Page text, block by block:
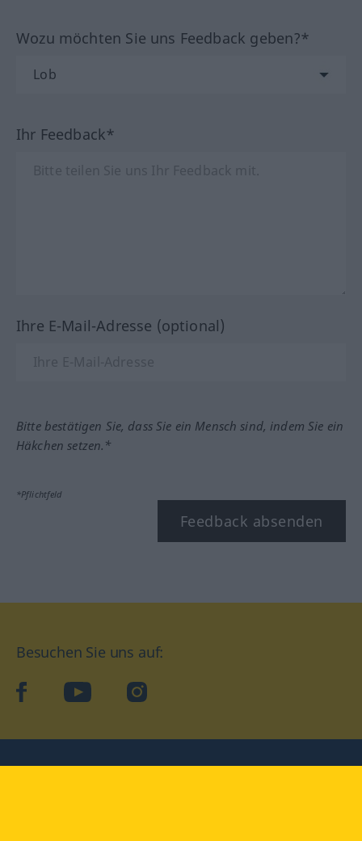
Wozu möchten Sie uns Feedback geben?*
Ihr Feedback*
Ihre E-Mail-Adresse (optional)
Bitte bestätigen Sie, dass Sie ein Mensch sind, indem Sie ein
Häkchen setzen.*
*Pflichtfeld
Feedback absenden
Besuchen Sie uns auf:
facebook YouTube Instagram